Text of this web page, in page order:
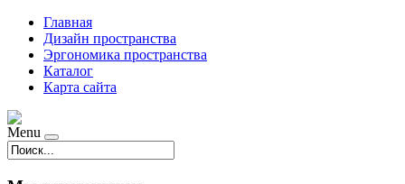
Главная
Дизайн пространства
Эргономика пространства
Каталог
Карта сайта
Menu